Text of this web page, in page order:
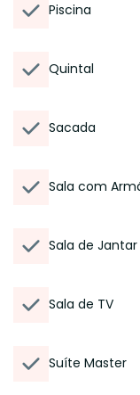
Piscina
Quintal
Sacada
Sala com
Sala de Jantar
Sala de TV
Suíte Master